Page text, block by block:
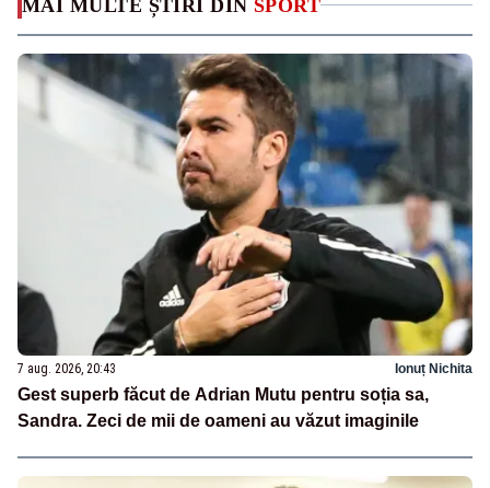
MAI MULTE ȘTIRI DIN SPORT
7 aug. 2026, 20:43 Ionuț Nichita
Gest superb făcut de Adrian Mutu pentru soția sa,
Sandra. Zeci de mii de oameni au văzut imaginile